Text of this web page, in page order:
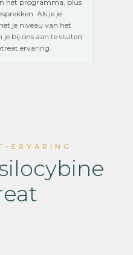
het programma, plus
Als je je
je niveau van het
je bij ons aan te sluiten
ervaring.
ERVARING